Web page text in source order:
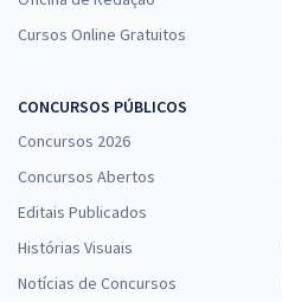
Cursos Online Gratuitos
CONCURSOS PÚBLICOS
Concursos 2026
Concursos Abertos
Editais Publicados
Histórias Visuais
Notícias de Concursos